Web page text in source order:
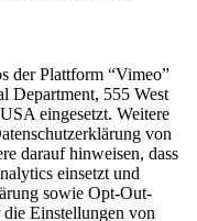
der Plattform “Vimeo”
Department, 555 West
eingesetzt. Weitere
von
darauf hinweisen, dass
einsetzt und
sowie Opt-Out-
Einstellungen von